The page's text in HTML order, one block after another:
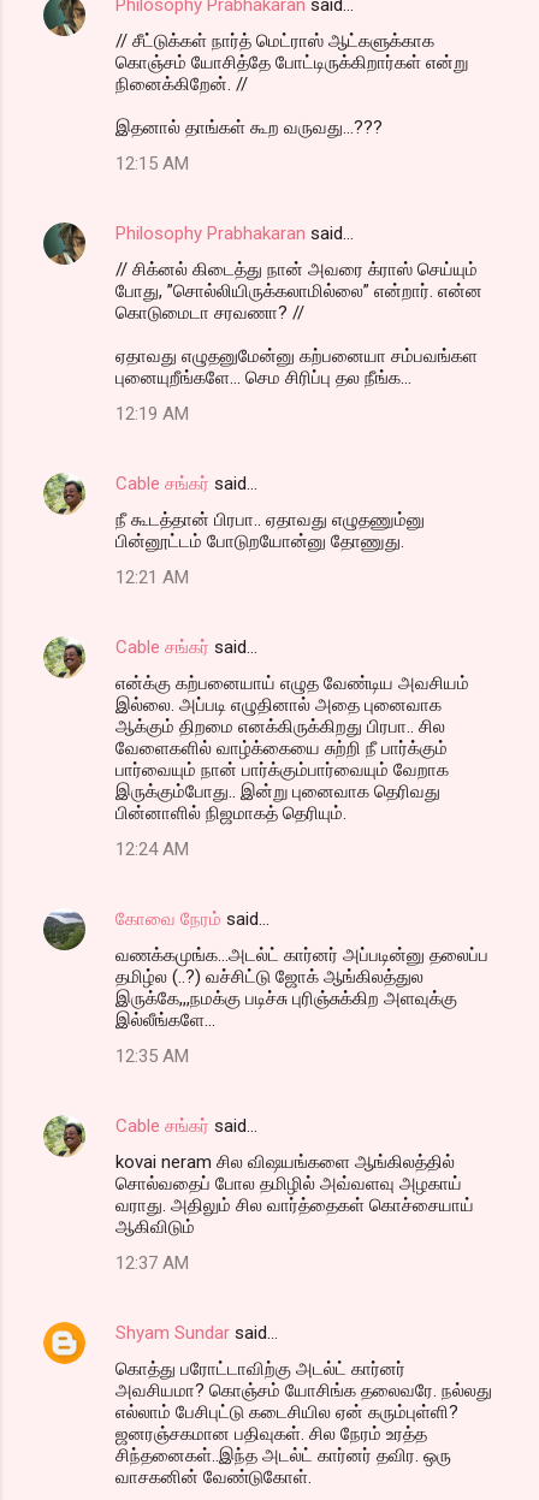
C
s
// சீட்டுக்கள் நார்த் மெட்ராஸ் ஆட்களுக்காக
கொஞ்சம் யோசித்தே போட்டிருக்கிறார்கள் என்று
நினைக்கிறேன். //
இதனால் தாங்கள் கூற வருவது...???
12:15 AM
Philosophy Prabhakaran said…
// சிக்னல் கிடைத்து நான் அவரை க்ராஸ் செய்யும்
போது, ”சொல்லியிருக்கலாமில்லை” என்றார். என்ன
கொடுமைடா சரவணா? //
ஏதாவது எழுதனுமேன்னு கற்பனையா சம்பவங்கள
புனையுறீங்களே... செம சிரிப்பு தல நீங்க...
12:19 AM
Cable சங்கர் said…
நீ கூடத்தான் பிரபா.. ஏதாவது எழுதணும்னு
பின்னூட்டம் போடுறயோன்னு தோணுது.
12:21 AM
Cable சங்கர் said…
என்க்கு கற்பனையாய் எழுத வேண்டிய அவசியம்
இல்லை. அப்படி எழுதினால் அதை புனைவாக
ஆக்கும் திறமை எனக்கிருக்கிறது பிரபா.. சில
வேளைகளில் வாழ்க்கையை சுற்றி நீ பார்க்கும்
பார்வையும் நான் பார்க்கும்பார்வையும் வேறாக
இருக்கும்போது.. இன்று புனைவாக தெரிவது
பின்னாளில் நிஜமாகத் தெரியும்.
12:24 AM
கோவை நேரம் said…
வணக்கமுங்க...அடல்ட் கார்னர் அப்படின்னு தலைப்ப
தமிழ்ல (..?) வச்சிட்டு ஜோக் ஆங்கிலத்துல
இருக்கே,,,நமக்கு படிச்சு புரிஞ்சுக்கிற அளவுக்கு
இல்லீங்களே...
12:35 AM
Cable சங்கர் said…
kovai neram சில விஷயங்களை ஆங்கிலத்தில்
சொல்வதைப் போல தமிழில் அவ்வளவு அழகாய்
வராது. அதிலும் சில வார்த்தைகள் கொச்சையாய்
ஆகிவிடும்
12:37 AM
Shyam Sundar said…
கொத்து பரோட்டாவிற்கு அடல்ட் கார்னர்
அவசியமா? கொஞ்சம் யோசிங்க தலைவரே. நல்லது
எல்லாம் பேசிபுட்டு கடைசியில ஏன் கரும்புள்ளி?
ஜனரஞ்சகமான பதிவுகள். சில நேரம் உரத்த
சிந்தனைகள்..இந்த அடல்ட் கார்னர் தவிர. ஒரு
வாசகனின் வேண்டுகோள்.